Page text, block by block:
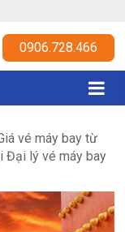
0906.728.466
vé máy bay từ
Đại lý vé máy bay